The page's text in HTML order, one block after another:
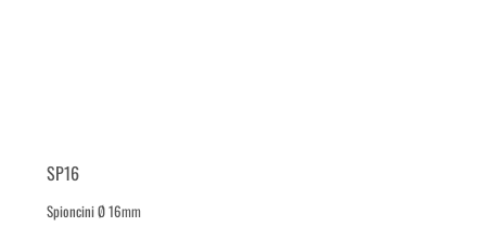
SP16
Spioncini Ø 16mm